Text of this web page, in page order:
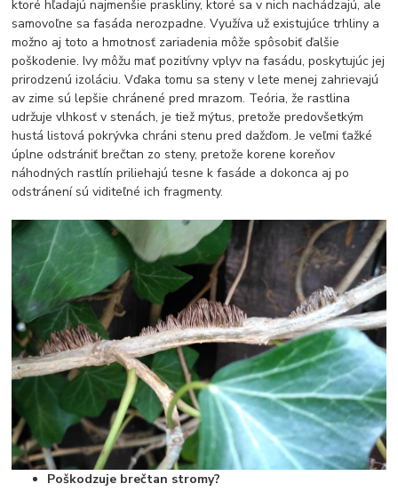
ktoré hľadajú najmenšie praskliny, ktoré sa v nich nachádzajú, ale
samovoľne sa fasáda nerozpadne. Využíva už existujúce trhliny a
možno aj toto a hmotnosť zariadenia môže spôsobiť ďalšie
poškodenie. Ivy môžu mať pozitívny vplyv na fasádu, poskytujúc jej
prirodzenú izoláciu. Vďaka tomu sa steny v lete menej zahrievajú
av zime sú lepšie chránené pred mrazom. Teória, že rastlina
udržuje vlhkosť v stenách, je tiež mýtus, pretože predovšetkým
hustá listová pokrývka chráni stenu pred dažďom. Je veľmi ťažké
úplne odstrániť brečtan zo steny, pretože korene koreňov
náhodných rastlín priliehajú tesne k fasáde a dokonca aj po
odstránení sú viditeľné ich fragmenty.
Poškodzuje brečtan stromy?